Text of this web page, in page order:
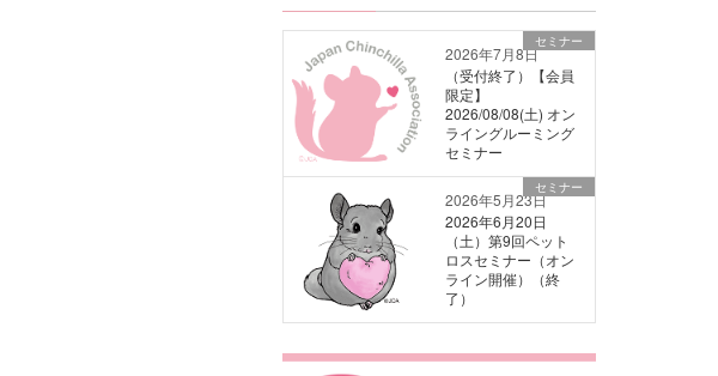
2026年7月8日
セミナー
（受付終了）【会員
限定】
2026/08/08(土) オン
ライングルーミング
セミナー
2026年5月23日
セミナー
2026年6月20日
（土）第9回ペット
ロスセミナー（オン
ライン開催）（終
了）